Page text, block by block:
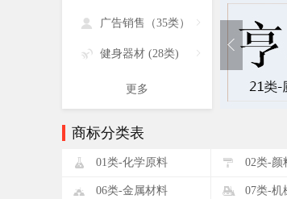

 广告销售（35类）

 健身器材 (28类)
更多
商标分类表
! 01类-化学原料 " 02类-颜
& 06类-金属材料 ' 07类-机